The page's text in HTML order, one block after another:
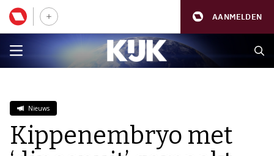
AANMELDEN
Nieuws
Kippenembryo met